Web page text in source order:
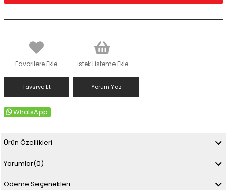
Favorilere Ekle İstek Listeme Ekle
Tavsiye Et Yorum Yaz
WhatsApp
Ürün Özellikleri
Yorumlar(0)
Ödeme Seçenekleri